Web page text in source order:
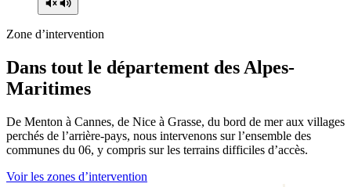
Zone d’intervention
Dans tout le département des Alpes-
Maritimes
De Menton à Cannes, de Nice à Grasse, du bord de mer aux villages
perchés de l’arrière-pays, nous intervenons sur l’ensemble des
communes du 06, y compris sur les terrains difficiles d’accès.
Voir les zones d’intervention